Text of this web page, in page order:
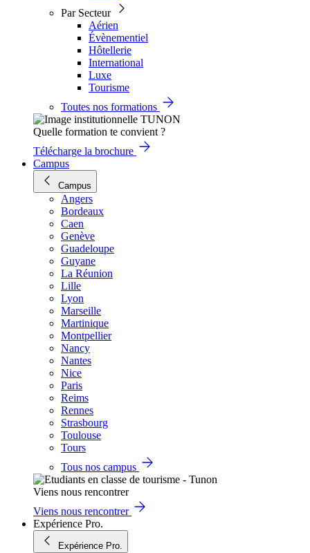
Par Secteur
Aérien
Évènementiel
Hôtellerie
International
Luxe
Tourisme
Toutes nos formations
Quelle formation te convient ?
Télécharge la brochure
Campus
Campus
Angers
Bordeaux
Caen
Genève
Guadeloupe
Guyane
La Réunion
Lille
Lyon
Marseille
Martinique
Montpellier
Nancy
Nantes
Nice
Paris
Reims
Rennes
Strasbourg
Toulouse
Tours
Tous nos campus
Viens nous rencontrer
Viens nous rencontrer
Expérience Pro.
Expérience Pro.